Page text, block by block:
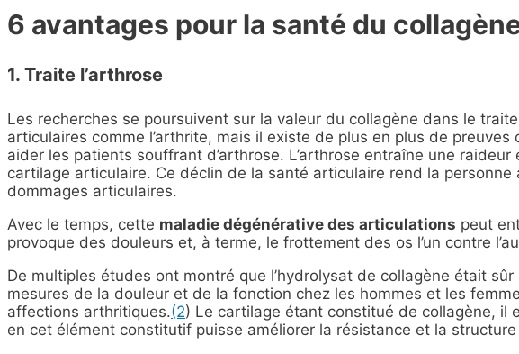
6 avantages pour la santé du
1. Traite l’arthrose
Les recherches se poursuivent sur la valeur du collagène dans le
articulaires comme l’arthrite, mais il existe de plus en plus de preuves
aider les patients souffrant d’arthrose. L’arthrose entraîne une
cartilage articulaire. Ce déclin de la santé articulaire rend la
dommages articulaires.
Avec le temps, cette maladie dégénérative des articulations peut
provoque des douleurs et, à terme, le frottement des os l’un contre
De multiples études ont montré que l’hydrolysat de collagène était
mesures de la douleur et de la fonction chez les hommes et les
affections arthritiques.(2) Le cartilage étant constitué de collagène, il
en cet élément constitutif puisse améliorer la résistance et la